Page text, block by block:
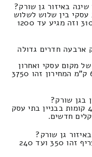
באיזור גן שורק?
עסקי בין שלוש לשלוש
וחצי חדרי שינה בגן שורק העלות זה 3100 וזה מגיע עד 1200
ארבעה חדרים גדולה
מקום עסקי ואחרון
ברשימה, גם הוא חשוב כמובן: מרחק 64 ק"מ המחירון זהו 3750
בגן שורק?
תעריף הובלה ברכב פריטי 3 ומקסימום 4 קומות בבניין בתי עסק
גן שורק?
המחיר זה לכמות של 460 קרטונים התעריף זהו 350 ועד 240